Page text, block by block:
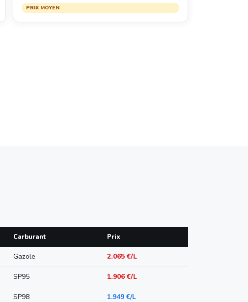
PRIX MOYEN
Carburant Prix
Gazole 2.065 €/L
SP95 1.906 €/L
SP98 1.949 €/L